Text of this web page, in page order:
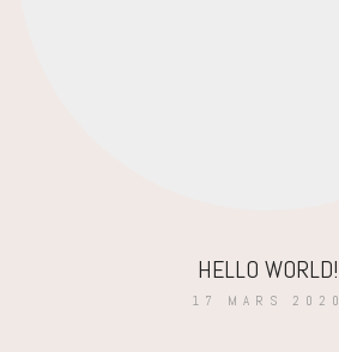
HELLO WORLD!
17 MARS 2020